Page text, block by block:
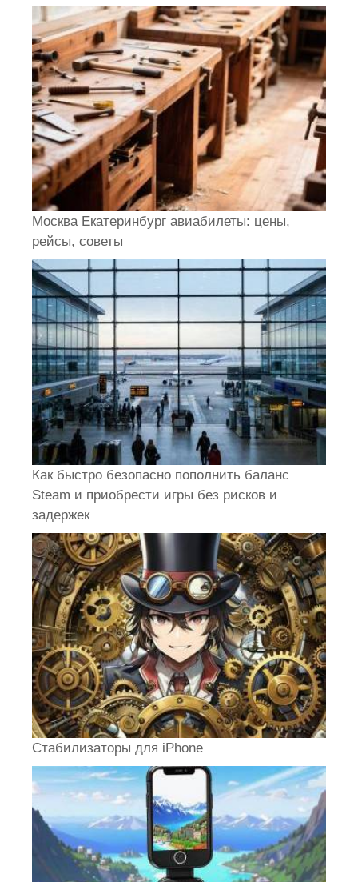
Москва Екатеринбург авиабилеты: цены,
рейсы, советы
Как быстро безопасно пополнить баланс
Steam и приобрести игры без рисков и
задержек
Стабилизаторы для iPhone